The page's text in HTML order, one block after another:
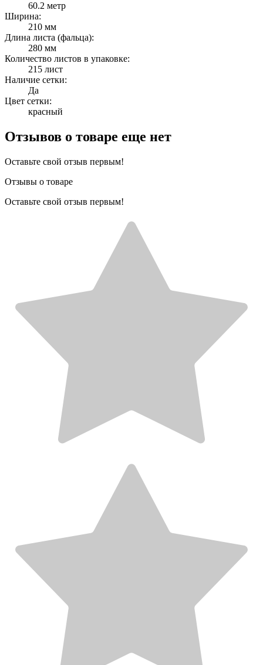
60.2 метр
Ширина:
210 мм
Длина листа (фальца):
280 мм
Количество листов в упаковке:
215 лист
Наличие сетки:
Да
Цвет сетки:
красный
Отзывов о товаре еще нет
Оставьте свой отзыв первым!
Отзывы о товаре
Оставьте свой отзыв первым!